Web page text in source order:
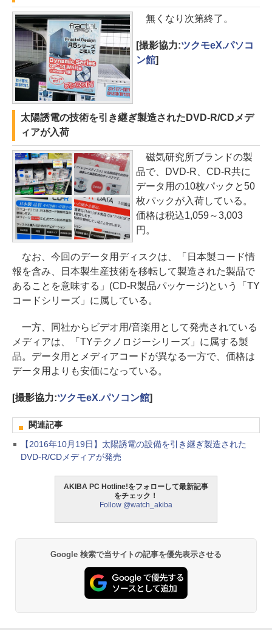
無くなり次第終了。
[撮影協力:ツクモeX.パソコ
ン館]
太陽誘電の技術を引き継ぎ製造されたDVD-R/CDメデ
ィアが入荷
磁気研究所ブランドの製
品で、DVD-R、CD-R共に
データ用の10枚パックと50
枚パックが入荷している。
価格は税込1,059～3,003
円。
なお、今回のデータ用ディスクは、「日本製コード情
報を含み、日本製生産技術を移転して製造された製品で
あることを意味する」(CD-R製品パッケージ)という「TY
コードシリーズ」に属している。
一方、同社からビデオ用/音楽用として発売されている
メディアは、「TYテクノロジーシリーズ」に属する製
品。データ用とメディアコードが異なる一方で、価格は
データ用よりも安価になっている。
[撮影協力:ツクモeX.パソコン館]
関連記事
【2016年10月19日】太陽誘電の設備を引き継ぎ製造された
DVD-R/CDメディアが発売
AKIBA PC Hotline!をフォローして最新記事
をチェック！
Follow @watch_akiba
Google 検索で当サイトの記事を優先表示させる